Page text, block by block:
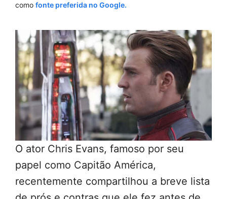
como fonte preferida no Google.
O ator Chris Evans, famoso por seu
papel como Capitão América,
recentemente compartilhou a breve lista